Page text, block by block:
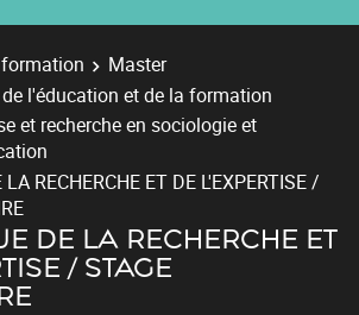
Master
l'éducation et de la formation
et recherche en sociologie et
RECHERCHE ET DE L'EXPERTISE /
DE LA RECHERCHE ET
/ STAGE